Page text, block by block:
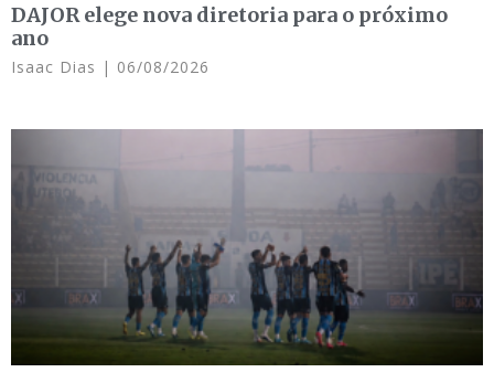
DAJOR elege nova diretoria para o próximo
ano
Isaac Dias 06/08/2026